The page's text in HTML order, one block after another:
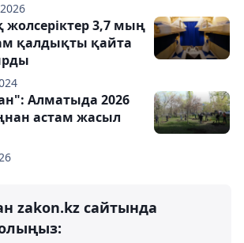
жолсеріктер 3,7 мың
қалдықты қайта
Алматыда 2026
астам жасыл
zakon.kz сайтында